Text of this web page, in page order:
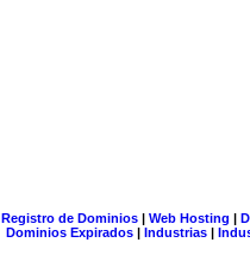
Registro de Dominios| Web Hosting |
Dominios Expirados | Industrias |